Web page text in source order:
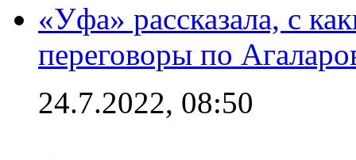
«Уфа» рассказала, с
переговоры по
24.7.2022, 08:50